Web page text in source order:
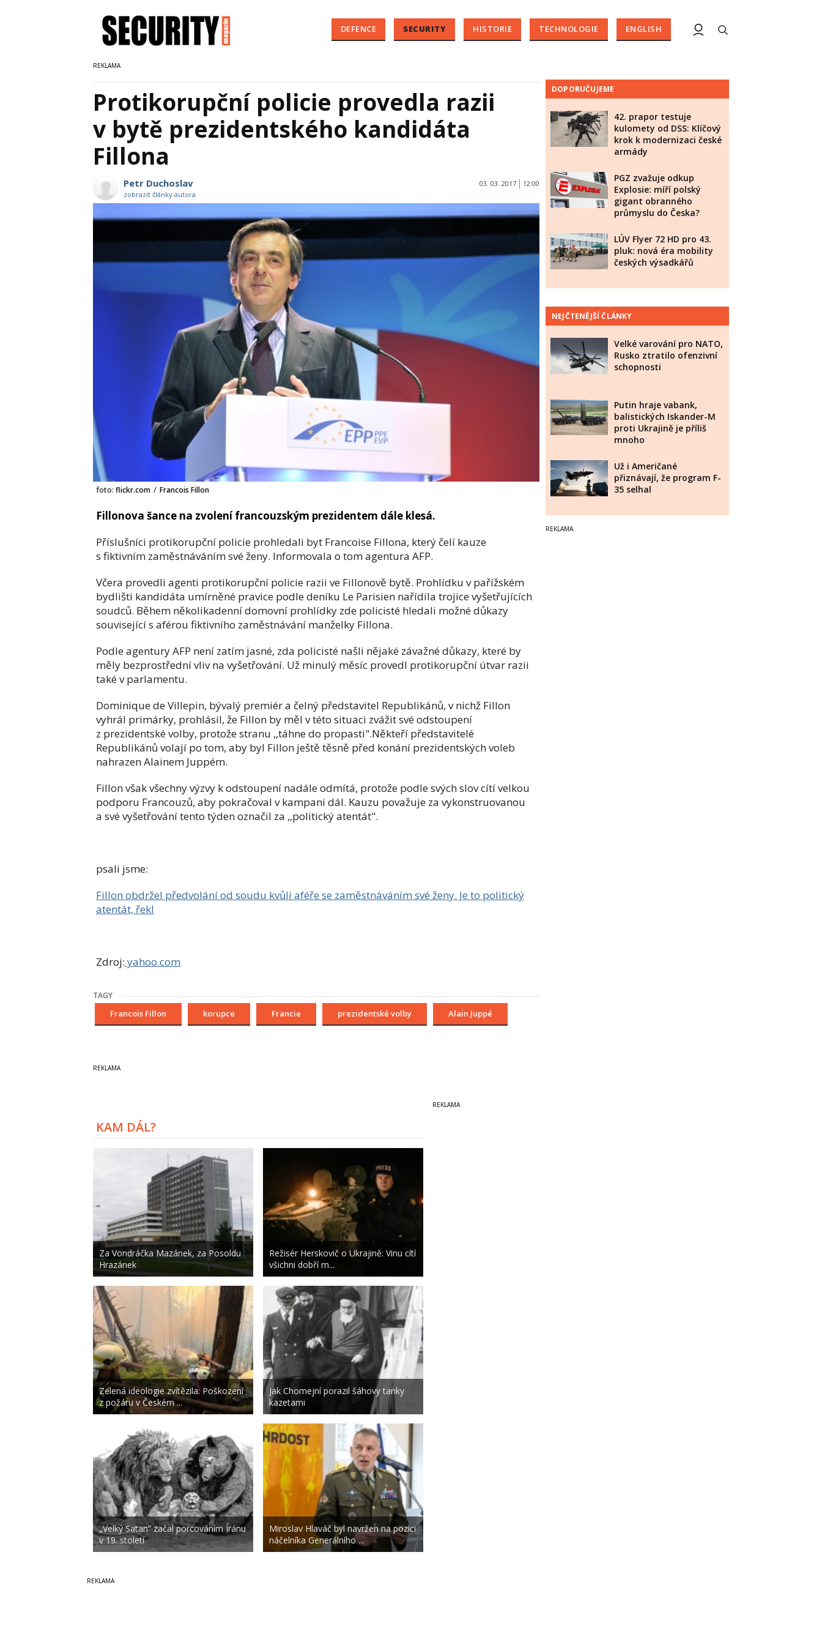
DEFENCE SECURITY HISTORIE TECHNOLOGIE ENGLISH
Protikorupční policie provedla razii
v bytě prezidentského kandidáta
Fillona
Petr Duchoslav
zobrazit články autora
03. 03. 2017 12:00
foto: flickr.com / Francois Fillon
Fillonova šance na zvolení francouzským prezidentem dále klesá.
Příslušníci protikorupční policie prohledali byt Francoise Fillona, který čelí kauze
s fiktivním zaměstnáváním své ženy. Informovala o tom agentura AFP.
Včera provedli agenti protikorupční policie razii ve Fillonově bytě. Prohlídku v pařížském
bydlišti kandidáta umírněné pravice podle deníku Le Parisien nařídila trojice vyšetřujících
soudců. Během několikadenní domovní prohlídky zde policisté hledali možné důkazy
související s aférou fiktivního zaměstnávání manželky Fillona.
Podle agentury AFP není zatím jasné, zda policisté našli nějaké závažné důkazy, které by
měly bezprostřední vliv na vyšetřování. Už minulý měsíc provedl protikorupční útvar razii
také v parlamentu.
Dominique de Villepin, bývalý premiér a čelný představitel Republikánů, v nichž Fillon
vyhrál primárky, prohlásil, že Fillon by měl v této situaci zvážit své odstoupení
z prezidentské volby, protože stranu ,,táhne do propasti".Někteří představitelé
Republikánů volají po tom, aby byl Fillon ještě těsně před konání prezidentských voleb
nahrazen Alainem Juppém.
Fillon však všechny výzvy k odstoupení nadále odmítá, protože podle svých slov cítí velkou
podporu Francouzů, aby pokračoval v kampani dál. Kauzu považuje za vykonstruovanou
a své vyšetřování tento týden označil za ,,politický atentát".
psali jsme:
Fillon obdržel předvolání od soudu kvůli aféře se zaměstnáváním své ženy. Je to politický
atentát, řekl
Zdroj: yahoo.com
TAGY
Francois Fillon korupce Francie prezidentské volby Alain Juppé
DOPORUČUJEME
42. prapor testuje
kulomety od DSS: Klíčový
krok k modernizaci české
armády
PGZ zvažuje odkup
Explosie: míří polský
gigant obranného
průmyslu do Česka?
LÚV Flyer 72 HD pro 43.
pluk: nová éra mobility
českých výsadkářů
NEJČTENĚJŠÍ ČLÁNKY
Velké varování pro NATO,
Rusko ztratilo ofenzivní
schopnosti
Putin hraje vabank,
balistických Iskander-M
proti Ukrajině je příliš
mnoho
Už i Američané
přiznávají, že program F-
35 selhal
KAM DÁL?
Za Vondráčka Mazánek, za Posoldu
Hrazánek
Zelená ideologie zvítězila: Poškození
z požáru v Českém ...
„Velký Satan“ začal porcováním Íránu
v 19. století
Režisér Herskovič o Ukrajině: Vinu cítí
všichni dobří m...
Jak Chomejní porazil šáhovy tanky
kazetami
Miroslav Hlaváč byl navržen na pozici
náčelníka Generálního ...